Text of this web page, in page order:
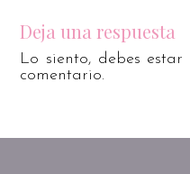
Deja una respuesta
Lo siento, debes estar
comentario.